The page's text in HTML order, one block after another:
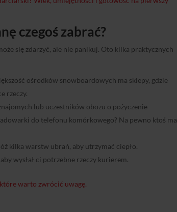
czegoś zabrać?
się zdarzyć, ale nie panikuj. Oto kilka praktycznych
ośrodków snowboardowych ma sklepy, gdzie
rzeczy.
lub uczestników obozu o pożyczenie
do telefonu komórkowego? Na pewno ktoś ma
kilka warstw ubrań, aby utrzymać ciepło.
wysłał ci potrzebne rzeczy kurierem.
warto zwrócić uwagę.